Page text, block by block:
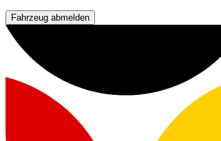
Fahrzeug abmelden